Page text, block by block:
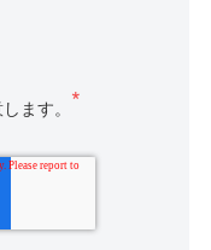
ます。